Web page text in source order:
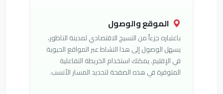
الموقع والوصول
باعتباره جزءاً من النسيج الاقتصادي لمدينة الناظور،
يسهل الوصول إلى هذا النشاط عبر المواقع الحيوية
في الإقليم. يمكنك استخدام الخريطة التفاعلية
المتوفرة في هذه الصفحة لتحديد المسار الأنسب.